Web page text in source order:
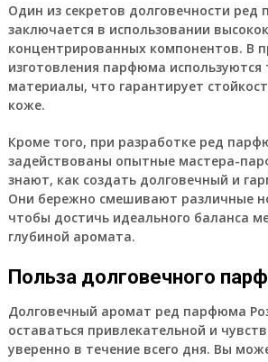
Один из секретов долговечности ред
заключается в использовании
концентрированных компонентов. В
изготовления парфюма
материалы, что гарантирует
коже.
Кроме того, при разработке ред
задействованы опытные мастера-
знают, как создать долговечный и
Они бережно смешивают различные
чтобы достичь идеального баланса
глубиной аромата.
Польза долговечного
Долговечный аромат ред парфюма
оставаться привлекательной и
уверенно в течение всего дня. Вы